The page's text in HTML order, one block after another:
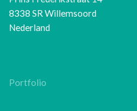
8338 SR Willemsoord
Nederland
Portfolio